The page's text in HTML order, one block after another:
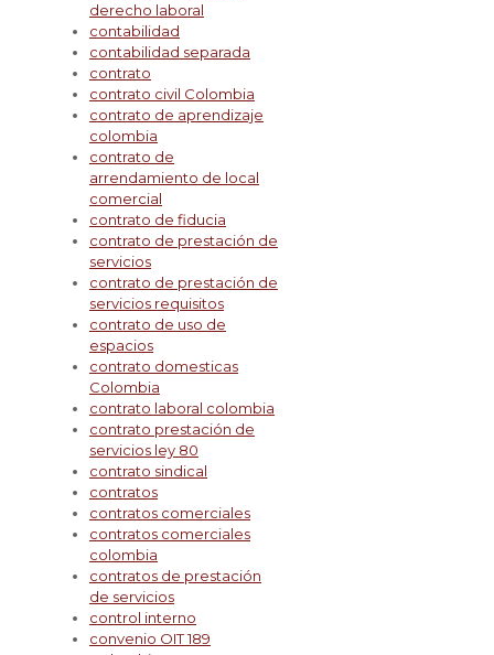
derecho laboral
contabilidad
contabilidad separada
contrato
contrato civil Colombia
contrato de aprendizaje
colombia
contrato de
arrendamiento de local
comercial
contrato de fiducia
contrato de prestación de
servicios
contrato de prestación de
servicios requisitos
contrato de uso de
espacios
contrato domesticas
Colombia
contrato laboral colombia
contrato prestación de
servicios ley 80
contrato sindical
contratos
contratos comerciales
contratos comerciales
colombia
contratos de prestación
de servicios
control interno
convenio OIT 189